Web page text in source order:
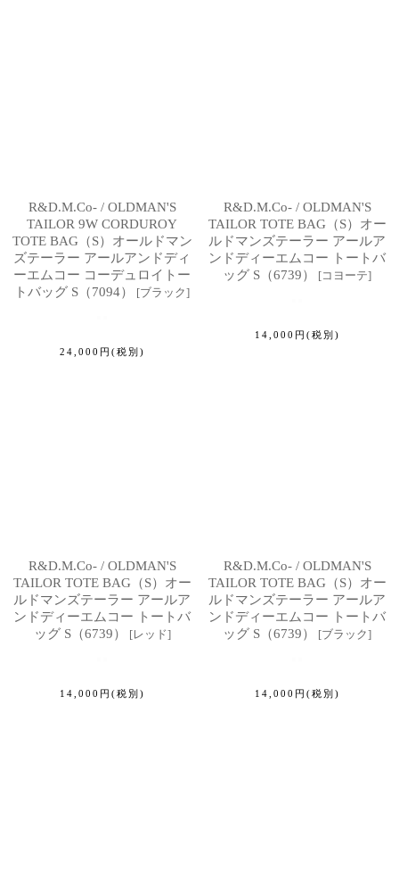
R&D.M.Co- / OLDMAN'S
TAILOR 9W CORDUROY
TOTE BAG（S）オールドマン
ズテーラー アールアンドディ
ーエムコー コーデュロイトー
トバッグ S（7094）
[ブラック]
24,000 円 (税別)
R&D.M.Co- / OLDMAN'S
TAILOR TOTE BAG（S）オー
ルドマンズテーラー アールア
ンドディーエムコー トートバ
ッグ S（6739）
[コヨーテ]
14,000 円 (税別)
R&D.M.Co- / OLDMAN'S
TAILOR TOTE BAG（S）オー
ルドマンズテーラー アールア
ンドディーエムコー トートバ
ッグ S（6739）
[レッド]
14,000 円 (税別)
R&D.M.Co- / OLDMAN'S
TAILOR TOTE BAG（S）オー
ルドマンズテーラー アールア
ンドディーエムコー トートバ
ッグ S（6739）
[ブラック]
14,000 円 (税別)